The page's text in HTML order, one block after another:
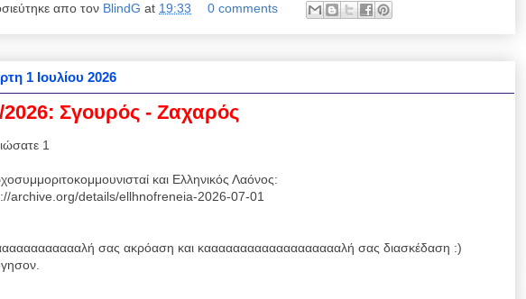
απο τον BlindG at 19:33 0 comments
1 Ιουλίου 2026
2026: Σγουρός - Ζαχαρός
1
και Ελληνικός Λαόνος:
archive.org/details/ellhnofreneia-2026-07-01
σας ακρόαση και καααααααααααααααααααλή σας διασκέδαση :)